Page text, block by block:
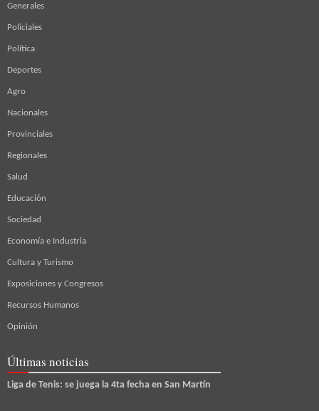
Generales
Policiales
Política
Deportes
Agro
Nacionales
Provinciales
Regionales
Salud
Educación
Sociedad
Economía e Industria
Cultura y Turismo
Exposiciones y Congresos
Recursos Humanos
Opinión
Últimas noticias
Liga de Tenis: se juega la 4ta fecha en San Martín